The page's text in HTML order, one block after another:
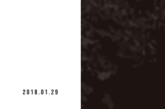
2018.01.29